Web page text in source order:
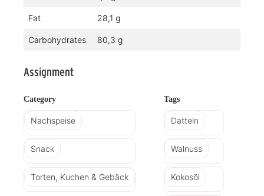
Fat 28,1 g
Carbohydrates 80,3 g
Assignment
Category
Nachspeise
Snack
Torten, Kuchen & Gebäck
Tags
Datteln
Walnuss
Kokosöl